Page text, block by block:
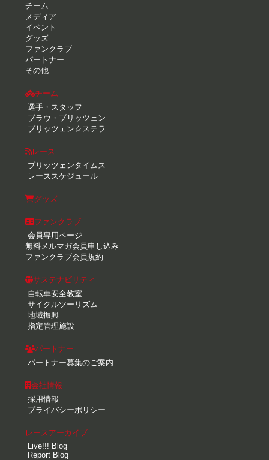
チーム
メディア
イベント
グッズ
ファンクラブ
パートナー
その他
チーム
選手・スタッフ
ブラウ・ブリッツェン
ブリッツェン☆ステラ
レース
ブリッツェンタイムス
レーススケジュール
グッズ
ファンクラブ
会員専用ページ
無料メルマガ会員申し込み
ファンクラブ会員規約
サステナビリティ
自転車安全教室
サイクルツーリズム
地域振興
指定管理施設
パートナー
パートナー募集のご案内
会社情報
採用情報
プライバシーポリシー
レースアーカイブ
Live!!! Blog
Report Blog